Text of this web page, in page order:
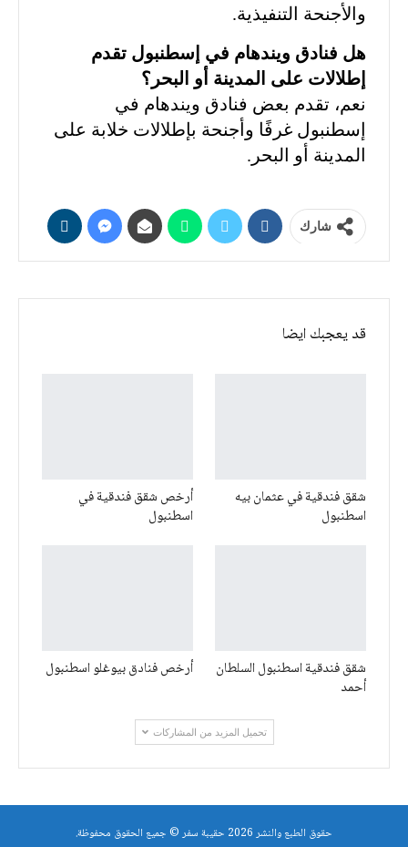
والأجنحة التنفيذية.
هل فنادق ويندهام في إسطنبول تقدم
إطلالات على المدينة أو البحر؟
نعم، تقدم بعض فنادق ويندهام في
إسطنبول غرفًا وأجنحة بإطلالات خلابة على
المدينة أو البحر.
شارك
قد يعجبك ايضا
شقق فندقية في عثمان بيه
اسطنبول
أرخص شقق فندقية في
اسطنبول
شقق فندقية اسطنبول السلطان
أحمد
أرخص فنادق بيوغلو اسطنبول
تحميل المزيد من المشاركات
حقوق الطبع والنشر 2026 حقيبة سفر © جميع الحقوق محفوظة.